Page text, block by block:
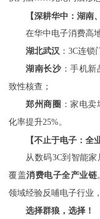
【深耕华中：湖南
在华中电子消费高
湖北武汉 ：3C连锁
湖南长沙：手机新
致性核查；
郑州商圈 ：家电
化率提升25%。
【不止于电子：全
从数码3C到智能
覆盖消费电子全产业链
领域经验反哺电子行业
选择群狼，选择！